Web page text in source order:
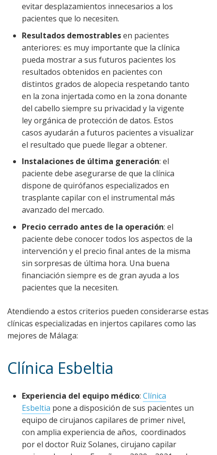
evitar desplazamientos innecesarios a los
pacientes que lo necesiten.
Resultados demostrablesen pacientes
anteriores: es muy importante que la clínica
pueda mostrar a sus futuros pacientes los
resultados obtenidos en pacientes con
distintos grados de alopecia respetando tanto
en la zona injertada como en la zona donante
del cabello siempre su privacidad y la vigente
ley orgánica de protección de datos. Estos
casos ayudarán a futuros pacientes a visualizar
el resultado que puede llegar a obtener.
Instalaciones de última generación: el
paciente debe asegurarse de que la clínica
dispone de quirófanos especializados en
trasplante capilar con el instrumental más
avanzado del mercado.
Precio cerrado antes de la operación: el
paciente debe conocer todos los aspectos de la
intervención y el precio final antes de la misma
sin sorpresas de última hora. Una buena
financiación siempre es de gran ayuda a los
pacientes que la necesiten.
Atendiendo a estos criterios pueden considerarse estas
clínicas especializadas en injertos capilares como las
mejores de Málaga:
Clínica Esbeltia
Experiencia del equipo médico: Clínica
Esbeltia pone a disposición de sus pacientes un
equipo de cirujanos capilares de primer nivel,
con amplia experiencia de años, coordinados
por el doctor Ruiz Solanes, cirujano capilar